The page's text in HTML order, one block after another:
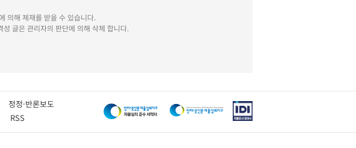
의해 제재를 받을 수 있습니다.
글은 관리자의 판단에 의해 삭제 합니다.
정정·반론보도
RSS